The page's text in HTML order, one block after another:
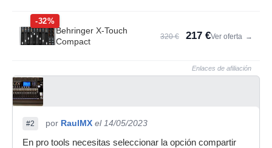
-32%
Behringer X-Touch
Compact
320 € 217 €Ver oferta →
Enlaces de afiliación
#2 por RaulMX el 14/05/2023
En pro tools necesitas seleccionar la opción compartir